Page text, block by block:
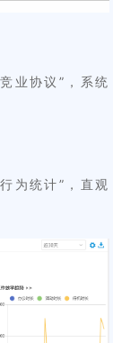
业协议”，系统
为统计”，直观